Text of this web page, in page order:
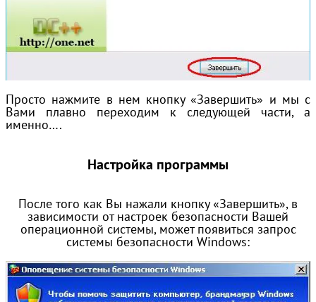
Просто нажмите в нем кнопку «Завершить» и мы с
Вами плавно переходим к следующей части, а
именно….
Настройка программы
После того как Вы нажали кнопку «Завершить», в
зависимости от настроек безопасности Вашей
операционной системы, может появиться запрос
системы безопасности Windows: